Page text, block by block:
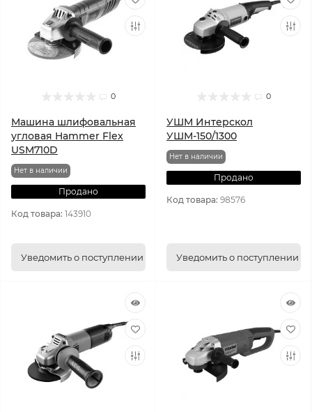
0
Машина шлифовальная
угловая Hammer Flex
USM710D
Нет в наличии
Продано
Код товара: 143910
Уведомить о поступлении
0
УШМ Интерскол
УШМ-150/1300
Нет в наличии
Продано
Код товара: 98576
Уведомить о поступлении